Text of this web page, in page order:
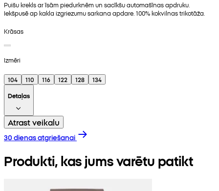
Puišu krekls ar īsām piedurknēm un sacīkšu automašīnas apdruku.
Iekšpusē ap kakla izgriezumu sarkana apdare. 100% kokvilnas trikotāža.
Krāsas
Izmēri
104 110 116 122 128
134
Detaļas
Atrast veikalu
30 dienas atgriešanai
Produkti, kas jums varētu patikt